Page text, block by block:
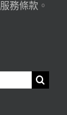
服務條款 。